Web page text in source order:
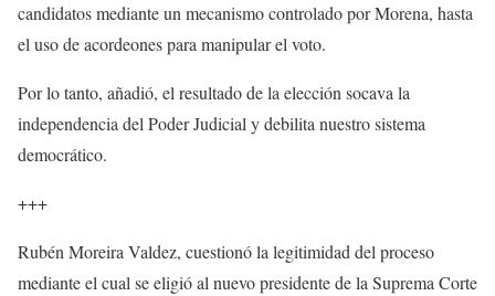
candidatos mediante un mecanismo controlado por Morena, hasta
el uso de acordeones para manipular el voto.
Por lo tanto, añadió, el resultado de la elección socava la
independencia del Poder Judicial y debilita nuestro sistema
democrático.
+++
Rubén Moreira Valdez, cuestionó la legitimidad del proceso
mediante el cual se eligió al nuevo presidente de la Suprema Corte